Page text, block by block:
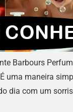
Barbours
uma maneira
dia com um